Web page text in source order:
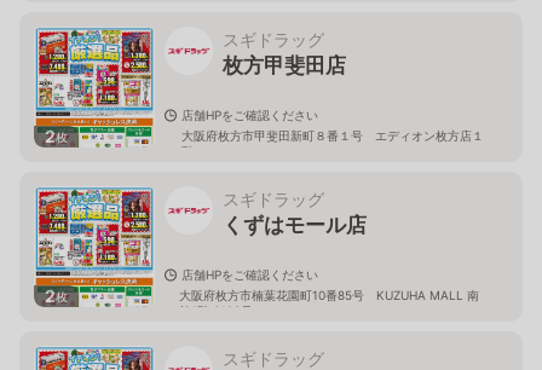
2枚
スギドラッグ
枚方甲斐田店
店舗HPをご確認ください
大阪府枚方市甲斐田新町８番１号 エディオン枚方店１
階
2枚
スギドラッグ
くずはモール店
店舗HPをご確認ください
大阪府枚方市楠葉花園町10番85号 KUZUHA MALL 南
館1階 S103号
スギドラッグ